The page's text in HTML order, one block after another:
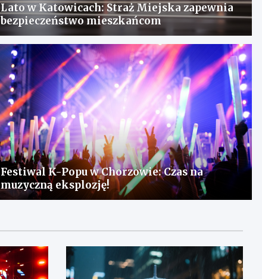
Lato w Katowicach: Straż Miejska zapewnia
bezpieczeństwo mieszkańcom
Festiwal K-Popu w Chorzowie: Czas na
muzyczną eksplozję!